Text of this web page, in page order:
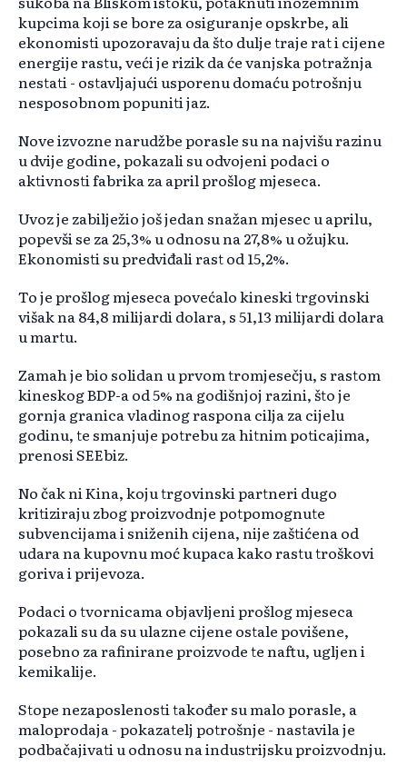
kupcima koji se bore za osiguranje opskrbe, ali
ekonomisti upozoravaju da što dulje traje rat i cijene
energije rastu, veći je rizik da će vanjska potražnja
nestati - ostavljajući usporenu domaću potrošnju
nesposobnom popuniti jaz.
Nove izvozne narudžbe porasle su na najvišu razinu
u dvije godine, pokazali su odvojeni podaci o
aktivnosti fabrika za april prošlog mjeseca.
Uvoz je zabilježio još jedan snažan mjesec u aprilu,
popevši se za 25,3% u odnosu na 27,8% u ožujku.
Ekonomisti su predviđali rast od 15,2%.
To je prošlog mjeseca povećalo kineski trgovinski
višak na 84,8 milijardi dolara, s 51,13 milijardi dolara
u martu.
Zamah je bio solidan u prvom tromjesečju, s rastom
kineskog BDP-a od 5% na godišnjoj razini, što je
gornja granica vladinog raspona cilja za cijelu
godinu, te smanjuje potrebu za hitnim poticajima,
prenosi SEEbiz.
No čak ni Kina, koju trgovinski partneri dugo
kritiziraju zbog proizvodnje potpomognute
subvencijama i sniženih cijena, nije zaštićena od
udara na kupovnu moć kupaca kako rastu troškovi
goriva i prijevoza.
Podaci o tvornicama objavljeni prošlog mjeseca
pokazali su da su ulazne cijene ostale povišene,
posebno za rafinirane proizvode te naftu, ugljen i
kemikalije.
Stope nezaposlenosti također su malo porasle, a
maloprodaja - pokazatelj potrošnje - nastavila je
podbačajivati u odnosu na industrijsku proizvodnju.